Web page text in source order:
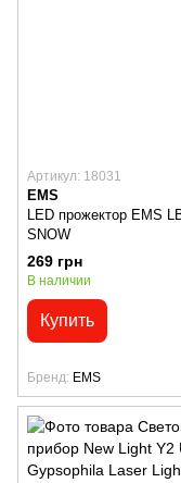
Артикул: 18031
EMS
LED прожектор EMS
SNOW
269 грн
В наличии
Купить
Бренд EMS